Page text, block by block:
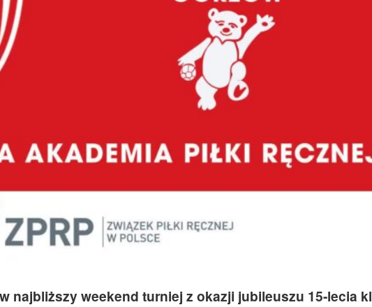
najbliższy weekend turniej z okazji jubileuszu 15-lecia